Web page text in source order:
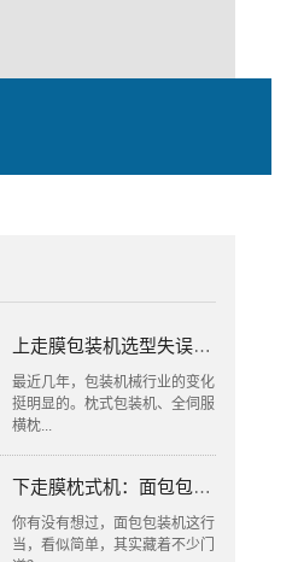
上走膜包装机选型失误，工厂损失往往更大
最近几年，包装机械行业的变化
挺明显的。枕式包装机、全伺服
横枕...
下走膜枕式机：面包包装里的隐形高手
你有没有想过，面包包装机这行
当，看似简单，其实藏着不少门